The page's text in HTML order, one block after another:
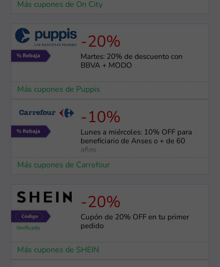
Más cupones de On City
-20%
Martes: 20% de descuento con
BBVA + MODO
Más cupones de Puppis
-10%
Lunes a miércoles: 10% OFF para
beneficiario de Anses o + de 60
años
Más cupones de Carrefour
-20%
Cupón de 20% OFF en tu primer
pedido
Más cupones de SHEIN